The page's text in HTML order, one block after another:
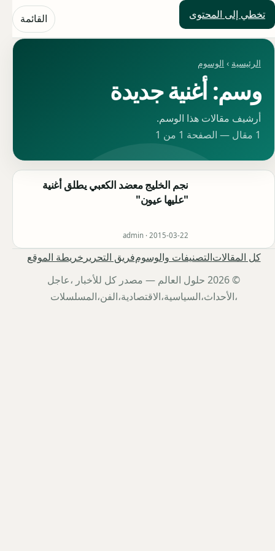
تخطي إلى المحتوى
حلول العالم القائمة
الرئيسية › الوسوم
وسم: أغنية جديدة
أرشيف مقالات هذا الوسم.
1 مقال — الصفحة 1 من 1
نجم الخليج معضد الكعبي يطلق أغنية
"عليها عيون"
admin · 2015-03-22
كل المقالاتالتصنيفات والوسومفريق التحرير خريطة الموقع
© 2026 حلول العالم — مصدر كل للأخبار ،عاجل
،الأحداث،السياسية،الاقتصادية،الفن،المسلسلات